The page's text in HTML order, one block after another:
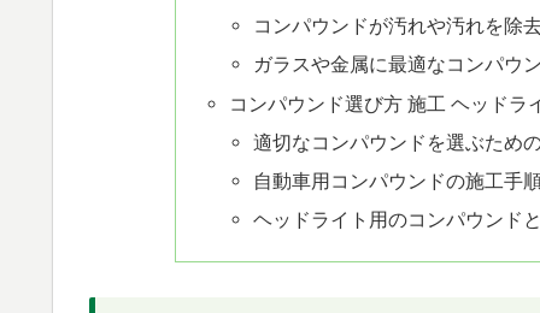
コンパウンドが汚れや汚れを除
ガラスや金属に最適なコンパウ
コンパウンド選び方 施工 ヘッドラ
適切なコンパウンドを選ぶため
自動車用コンパウンドの施工手
ヘッドライト用のコンパウンド